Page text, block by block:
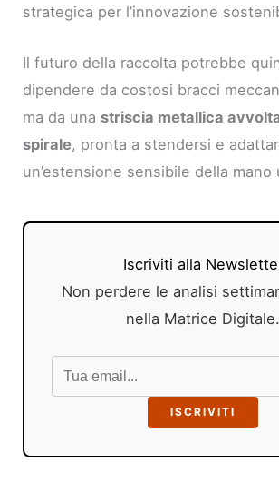
strategica per l’innovazione
Il futuro della raccolta potrebbe
dipendere da costosi bracci
ma da una striscia metallica
spirale, pronta a stendersi e
un’estensione sensibile della mano
Iscriviti alla
Non perdere le analisi
nella Matrice Digitale.
ISCRIVITI